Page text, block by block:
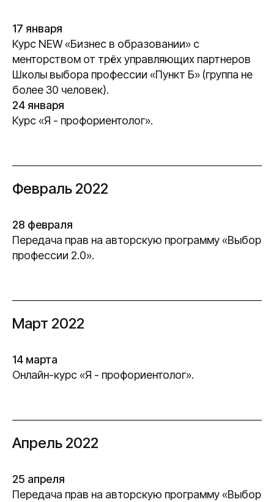
17 января
Курс NEW «Бизнес в образовании» с
менторством от трёх управляющих партнеров
Школы выбора профессии «Пункт Б» (группа не
более 30 человек).
24 января
Курс «Я - профориентолог».
Февраль 2022
28 февраля
Передача прав на авторскую программу «Выбор
профессии 2.0».
Март 2022
14 марта
Онлайн-курс «Я - профориентолог».
Апрель 2022
25 апреля
Передача прав на авторскую программу «Выбор